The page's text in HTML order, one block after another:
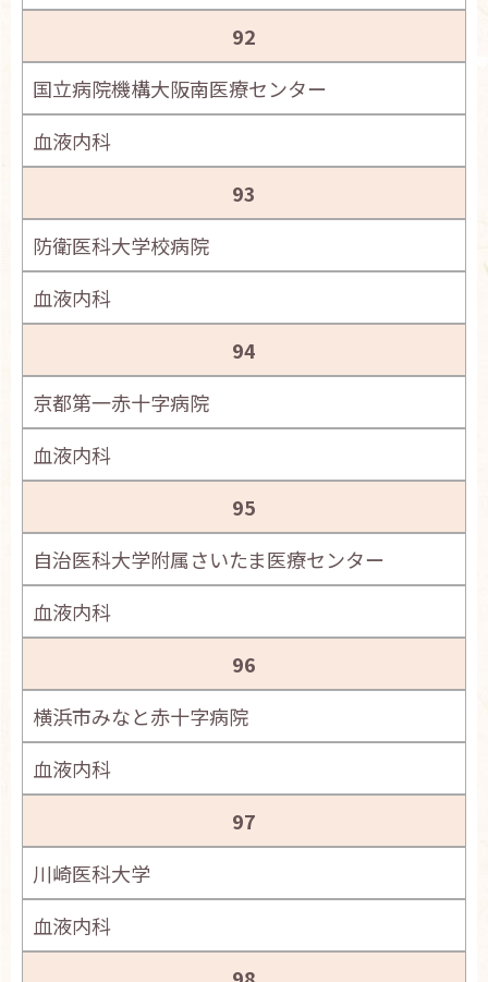
92
国立病院機構大阪南医療センター
血液内科
93
防衛医科大学校病院
血液内科
94
京都第一赤十字病院
血液内科
95
自治医科大学附属さいたま医療センター
血液内科
96
横浜市みなと赤十字病院
血液内科
97
川崎医科大学
血液内科